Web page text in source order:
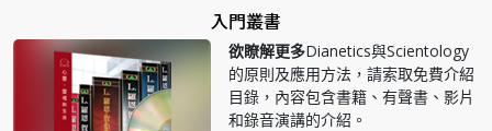
入門叢書
欲瞭解更多Dianetics與Scientology
的原則及應用方法，請索取免費介紹
目錄，內容包含書籍、有聲書、影片
和錄音演講的介紹。